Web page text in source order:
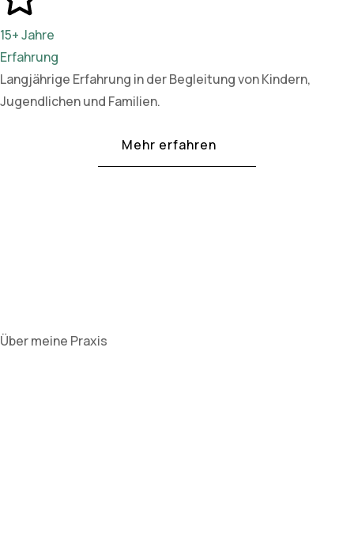
15+ Jahre
Erfahrung
Langjährige Erfahrung in der Begleitung von Kindern,
Jugendlichen und Familien.
Mehr erfahren
Über meine Praxis